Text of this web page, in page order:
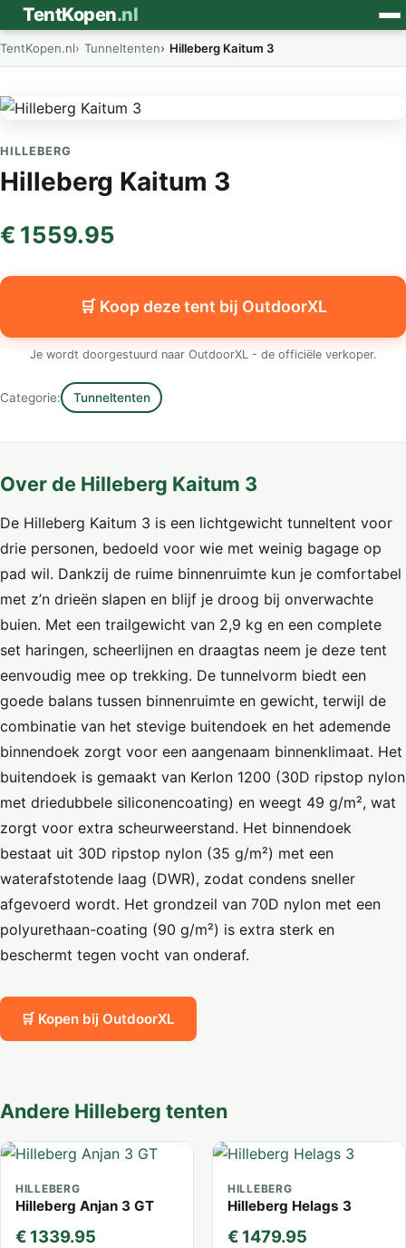
TentKopen.nl
TentKopen.nl Tunneltenten Hilleberg Kaitum 3
HILLEBERG
Hilleberg Kaitum 3
€ 1559.95
🛒 Koop deze tent bij OutdoorXL
Je wordt doorgestuurd naar OutdoorXL - de officiële verkoper.
Categorie: Tunneltenten
Over de Hilleberg Kaitum 3
De Hilleberg Kaitum 3 is een lichtgewicht tunneltent voor
drie personen, bedoeld voor wie met weinig bagage op
pad wil. Dankzij de ruime binnenruimte kun je comfortabel
met z’n drieën slapen en blijf je droog bij onverwachte
buien. Met een trailgewicht van 2,9 kg en een complete
set haringen, scheerlijnen en draagtas neem je deze tent
eenvoudig mee op trekking. De tunnelvorm biedt een
goede balans tussen binnenruimte en gewicht, terwijl de
combinatie van het stevige buitendoek en het ademende
binnendoek zorgt voor een aangenaam binnenklimaat. Het
buitendoek is gemaakt van Kerlon 1200 (30D ripstop nylon
met driedubbele siliconencoating) en weegt 49 g/m², wat
zorgt voor extra scheurweerstand. Het binnendoek
bestaat uit 30D ripstop nylon (35 g/m²) met een
waterafstotende laag (DWR), zodat condens sneller
afgevoerd wordt. Het grondzeil van 70D nylon met een
polyurethaan-coating (90 g/m²) is extra sterk en
beschermt tegen vocht van onderaf.
🛒 Kopen bij OutdoorXL
Andere Hilleberg tenten
HILLEBERG
Hilleberg Anjan 3 GT
€ 1339.95
HILLEBERG
Hilleberg Helags 3
€ 1479.95